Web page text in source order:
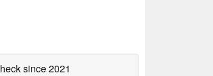
since 2021